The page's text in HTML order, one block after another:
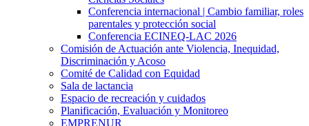
Conferencia internacional | Cambio familiar, roles
parentales y protección social
Conferencia ECINEQ-LAC 2026
Comisión de Actuación ante Violencia, Inequidad,
Discriminación y Acoso
Comité de Calidad con Equidad
Sala de lactancia
Espacio de recreación y cuidados
Planificación, Evaluación y Monitoreo
EMPRENUR